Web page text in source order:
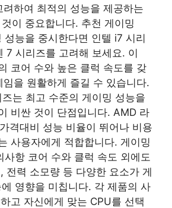
하여 최적의 성능을 제공하는
이 중요합니다. 추천 게이밍
성능을 중시한다면 인텔 i7 시리
7 시리즈를 고려해 보세요. 이
코어 수와 높은 클럭 속도를 갖
을 원활하게 즐길 수 있습니다.
는 최고 수준의 게이밍 성능을
비싼 것이 단점입니다. AMD 라
격대비 성능 비율이 뛰어나 비용
사용자에게 적합합니다. 게이밍
사항 코어 수와 클럭 속도 외에도
전력 소모량 등 다양한 요소가 게
영향을 미칩니다. 각 제품의 사
고 자신에게 맞는 CPU를 선택